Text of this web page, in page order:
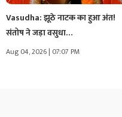
Vasudha: झूठे नाटक का हुआ अंत!
संतोष ने जड़ा वसुधा…
Aug 04, 2026 | 07:07 PM